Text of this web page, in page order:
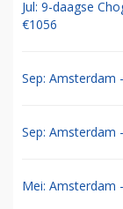
Jul: 9-daagse
€1056
Sep: Amsterdam
Sep: Amsterdam
Mei: Amsterdam